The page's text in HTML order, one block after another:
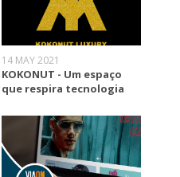
14 MAY 2021
KOKONUT - Um espaço
que respira tecnologia